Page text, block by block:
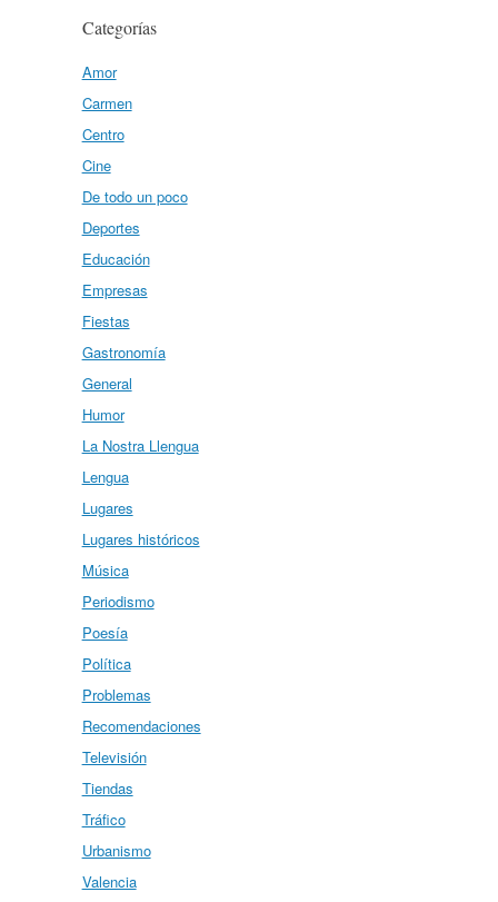
Categorías
Amor
Carmen
Centro
Cine
De todo un poco
Deportes
Educación
Empresas
Fiestas
Gastronomía
General
Humor
La Nostra Llengua
Lengua
Lugares
Lugares históricos
Música
Periodismo
Poesía
Política
Problemas
Recomendaciones
Televisión
Tiendas
Tráfico
Urbanismo
Valencia